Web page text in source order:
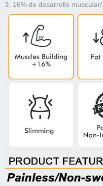
3. 16% de desarrollo